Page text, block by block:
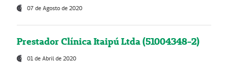
07 de Agosto de 2020
Prestador Clínica Itaipú Ltda (51004348-2)
01 de Abril de 2020